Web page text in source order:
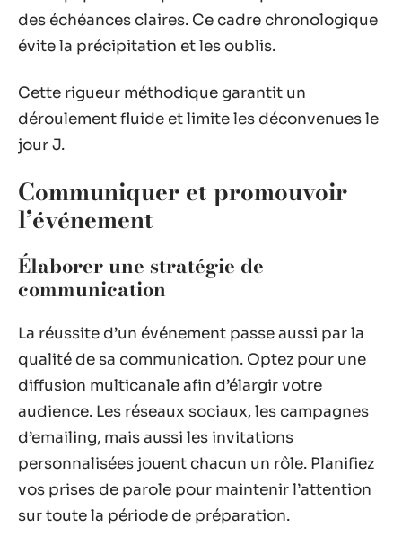
des échéances claires. Ce cadre chronologique
évite la précipitation et les oublis.
Cette rigueur méthodique garantit un
déroulement fluide et limite les déconvenues le
jour J.
Communiquer et promouvoir
l’événement
Élaborer une stratégie de
communication
La réussite d’un événement passe aussi par la
qualité de sa communication. Optez pour une
diffusion multicanale afin d’élargir votre
audience. Les réseaux sociaux, les campagnes
d’emailing, mais aussi les invitations
personnalisées jouent chacun un rôle. Planifiez
vos prises de parole pour maintenir l’attention
sur toute la période de préparation.